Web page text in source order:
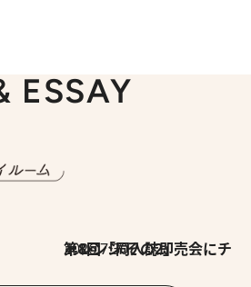
ESSAY
2026.7.30
第8回「同人誌即売会にチャレンジ その2」